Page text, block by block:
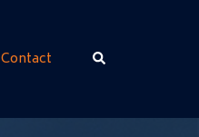
Contact Rechercher